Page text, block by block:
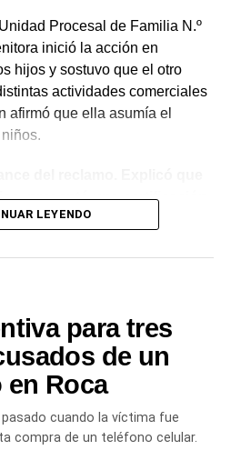
Procesal de Familia N.º
inició la acción en
hijos y sostuvo que el otro
actividades comerciales
afirmó que ella asumía el
presentó una certificación
bancaria.
y útiles escolares.
en una pregunta: cuál
real.
apareció en los
de Recaudación
que el progenitor
vinculadas con
asesoramiento y gestión
LEYENDO
para tres
de un
Roca
cuando la víctima fue
compra de un teléfono celular.